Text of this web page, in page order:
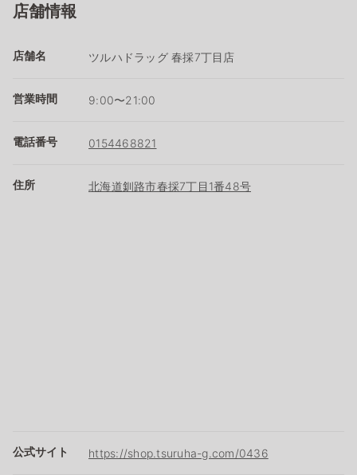
店舗情報
店舗名 ツルハドラッグ 春採7丁目店
営業時間 9:00〜21:00
電話番号 0154468821
住所 北海道釧路市春採7丁目1番48号
公式サイト https://shop.tsuruha-g.com/0436